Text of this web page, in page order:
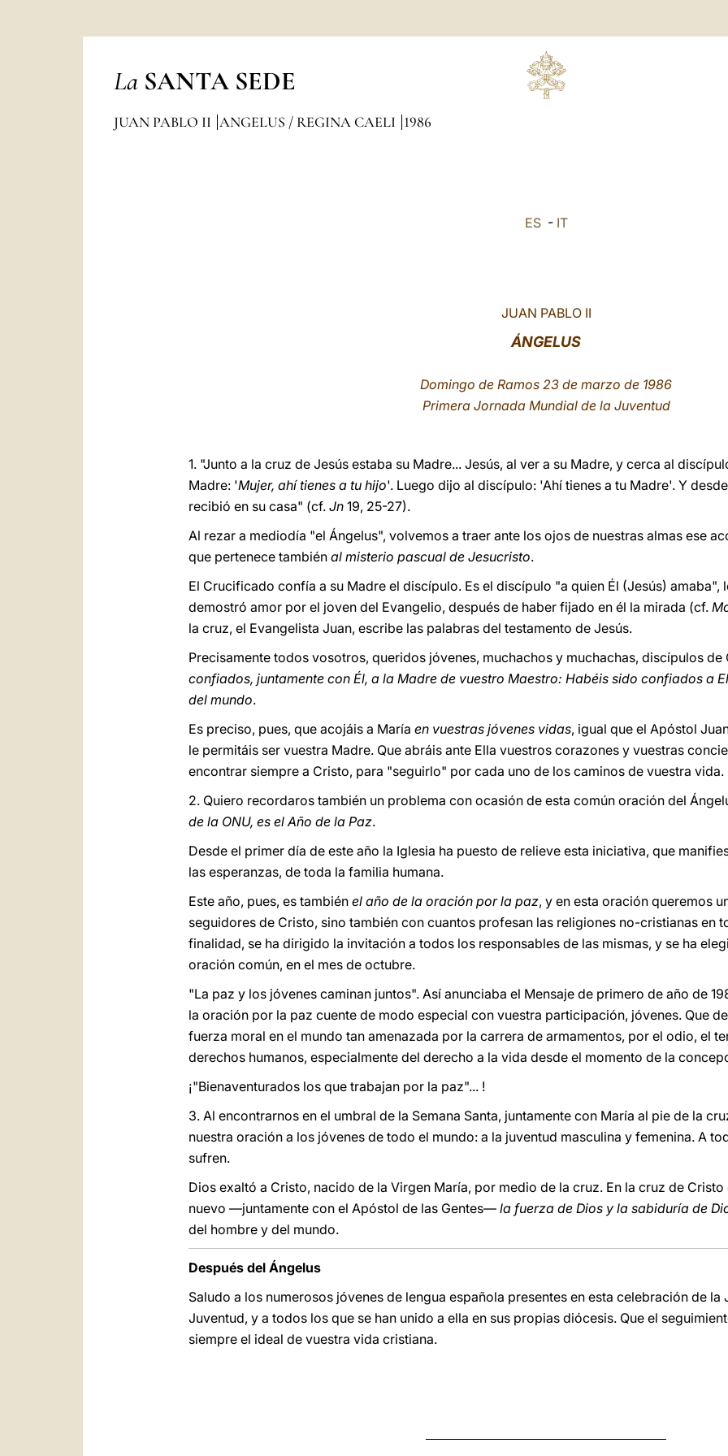
La SANTA SEDE
JUAN PABLO II ANGELUS / REGINA CAELI 1986
ES- IT
JUAN PABLO II
ÁNGELUS
Domingo de Ramos 23 de marzo de 1986
Primera Jornada Mundial de la Juventud
1. "Junto a la cruz de Jesús estaba su Madre... Jesús, al ver a su Madre, y cerca al
Madre: 'Mujer, ahí tienes a tu hijo'. Luego dijo al discípulo: 'Ahí tienes a tu Madre'. Y
recibió en su casa" (cf. Jn 19, 25-27).
Al rezar a mediodía "el Ángelus", volvemos a traer ante los ojos de nuestras almas ese
que pertenece también al misterio pascual de Jesucristo.
El Crucificado confía a su Madre el discípulo. Es el discípulo "a quien Él (Jesús) amaba",
demostró amor por el joven del Evangelio, después de haber fijado en él la mirada (cf.
la cruz, el Evangelista Juan, escribe las palabras del testamento de Jesús.
Precisamente todos vosotros, queridos jóvenes, muchachos y muchachas, discípulos de
confiados, juntamente con Él, a la Madre de vuestro Maestro: Habéis sido confiados a
del mundo.
Es preciso, pues, que acojáis a María en vuestras jóvenes vidas, igual que el Apóstol
le permitáis ser vuestra Madre. Que abráis ante Ella vuestros corazones y vuestras
encontrar siempre a Cristo, para "seguirlo" por cada uno de los caminos de vuestra vida.
2. Quiero recordaros también un problema con ocasión de esta común oración del
de la ONU, es el Año de la Paz.
Desde el primer día de este año la Iglesia ha puesto de relieve esta iniciativa, que
las esperanzas, de toda la familia humana.
Este año, pues, es también el año de la oración por la paz, y en esta oración queremos
seguidores de Cristo, sino también con cuantos profesan las religiones no-cristianas en
finalidad, se ha dirigido la invitación a todos los responsables de las mismas, y se ha
oración común, en el mes de octubre.
"La paz y los jóvenes caminan juntos". Así anunciaba el Mensaje de primero de año de
la oración por la paz cuente de modo especial con vuestra participación, jóvenes. Que
fuerza moral en el mundo tan amenazada por la carrera de armamentos, por el odio, el
derechos humanos, especialmente del derecho a la vida desde el momento de la
¡"Bienaventurados los que trabajan por la paz"... !
3. Al encontrarnos en el umbral de la Semana Santa, juntamente con María al pie de la
nuestra oración a los jóvenes de todo el mundo: a la juventud masculina y femenina. A
sufren.
Dios exaltó a Cristo, nacido de la Virgen María, por medio de la cruz. En la cruz de
nuevo ―juntamente con el Apóstol de las Gentes― la fuerza de Dios y la sabiduría de
del hombre y del mundo.
Después del Ángelus
Saludo a los numerosos jóvenes de lengua española presentes en esta celebración de la
Juventud, y a todos los que se han unido a ella en sus propias diócesis. Que el
siempre el ideal de vuestra vida cristiana.